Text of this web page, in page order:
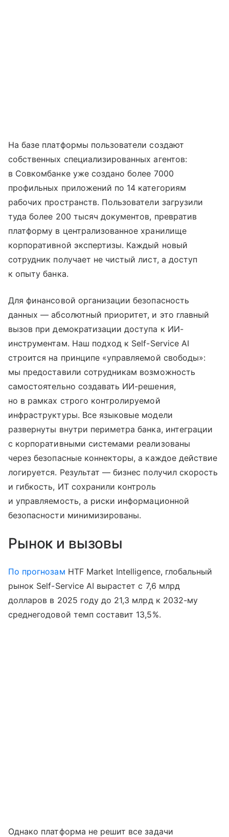
На базе платформы пользователи создают
собственных специализированных агентов:
в Совкомбанке уже создано более 7000
профильных приложений по 14 категориям
рабочих пространств. Пользователи загрузили
туда более 200 тысяч документов, превратив
платформу в централизованное хранилище
корпоративной экспертизы. Каждый новый
сотрудник получает не чистый лист, а доступ
к опыту банка.
Для финансовой организации безопасность
данных — абсолютный приоритет, и это главный
вызов при демократизации доступа к ИИ-
инструментам. Наш подход к Self-Service AI
строится на принципе «управляемой свободы»:
мы предоставили сотрудникам возможность
самостоятельно создавать ИИ-решения,
но в рамках строго контролируемой
инфраструктуры. Все языковые модели
развернуты внутри периметра банка, интеграции
с корпоративными системами реализованы
через безопасные коннекторы, а каждое действие
логируется. Результат — бизнес получил скорость
и гибкость, ИТ сохранили контроль
и управляемость, а риски информационной
безопасности минимизированы.
Рынок и вызовы
По прогнозам HTF Market Intelligence, глобальный
рынок Self-Service AI вырастет с 7,6 млрд
долларов в 2025 году до 21,3 млрд к 2032-му
среднегодовой темп составит 13,5%.
Однако платформа не решит все задачи